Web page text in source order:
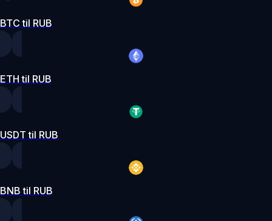
BTC til RUB
ETH til RUB
USDT til RUB
BNB til RUB